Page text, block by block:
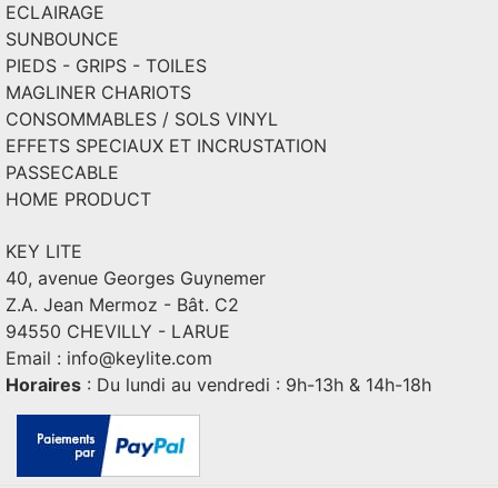
ECLAIRAGE
SUNBOUNCE
PIEDS - GRIPS - TOILES
MAGLINER CHARIOTS
CONSOMMABLES / SOLS VINYL
EFFETS SPECIAUX ET INCRUSTATION
PASSECABLE
HOME PRODUCT
KEY LITE
40, avenue Georges Guynemer
Z.A. Jean Mermoz - Bât. C2
94550 CHEVILLY - LARUE
Email : info@keylite.com
Horaires : Du lundi au vendredi : 9h-13h & 14h-18h